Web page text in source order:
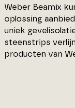
Weber Beamix
oplossing
uniek
steenstrips
producten van